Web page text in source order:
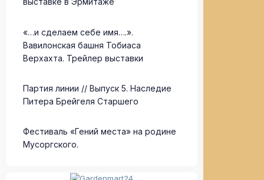
«…и сделаем себе имя….».
Вавилонская башня Тобиаса
Верхахта. Трейлер выставки
Партия линии // Выпуск 5. Наследие
Питера Брейгеля Старшего
Фестиваль «Гений места» на родине
Мусоргского.